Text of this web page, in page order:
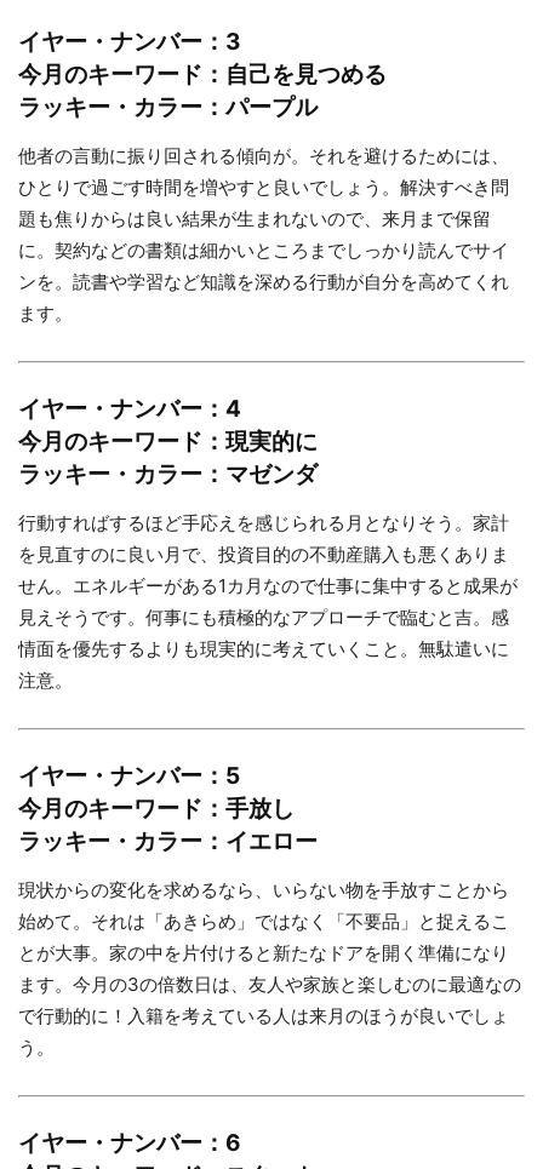
イヤー・ナンバー：3
今月のキーワード：自己を見つめる
ラッキー・カラー：パープル
他者の言動に振り回される傾向が。それを避けるためには、
ひとりで過ごす時間を増やすと良いでしょう。解決すべき問
題も焦りからは良い結果が生まれないので、来月まで保留
に。契約などの書類は細かいところまでしっかり読んでサイ
ンを。読書や学習など知識を深める行動が自分を高めてくれ
ます。
イヤー・ナンバー：4
今月のキーワード：現実的に
ラッキー・カラー：マゼンダ
行動すればするほど手応えを感じられる月となりそう。家計
を見直すのに良い月で、投資目的の不動産購入も悪くありま
せん。エネルギーがある1カ月なので仕事に集中すると成果が
見えそうです。何事にも積極的なアプローチで臨むと吉。感
情面を優先するよりも現実的に考えていくこと。無駄遣いに
注意。
イヤー・ナンバー：5
今月のキーワード：手放し
ラッキー・カラー：イエロー
現状からの変化を求めるなら、いらない物を手放すことから
始めて。それは「あきらめ」ではなく「不要品」と捉えるこ
とが大事。家の中を片付けると新たなドアを開く準備になり
ます。今月の3の倍数日は、友人や家族と楽しむのに最適なの
で行動的に！入籍を考えている人は来月のほうが良いでしょ
う。
イヤー・ナンバー：6